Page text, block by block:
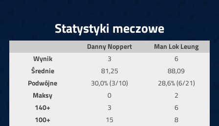
Statystyki meczowe
Danny Noppert
Man Lok Leung
Wynik
3
6
Średnie
81,25
88,09
Podwójne
30,0% (3/10)
28,6% (6/21)
Maksy
0
2
140+
3
6
100+
15
8